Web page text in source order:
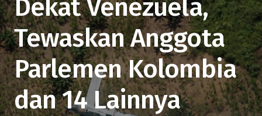
Dekat Venezuela,
Tewaskan Anggota
Parlemen Kolombia
dan 14 Lainnya